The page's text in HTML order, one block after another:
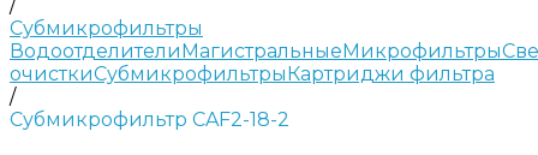
/
Субмикрофильтры
ВодоотделителиМагистральныеМикрофильтры
очисткиСубмикрофильтрыКартриджи фильтра
/
Субмикрофильтр CAF2-18-2